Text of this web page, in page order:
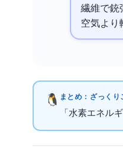
繊維で銃
空気より
まとめ：ざっくり
「水素エネル